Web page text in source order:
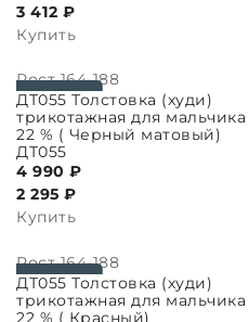
3 412 ₽
Купить
Рост 164-188
ПАРАМЕТРЫ
ДТ055 Толстовка (худи)
трикотажная для мальчика
22 % ( Черный матовый)
ДТ055
4 990 ₽
2 295 ₽
Купить
Рост 164-188
ПАРАМЕТРЫ
ДТ055 Толстовка (худи)
трикотажная для мальчика
22 % ( Красный)